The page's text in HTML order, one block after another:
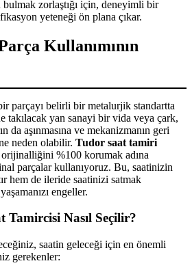
zorlaştığı için, deneyimli bir
yeteneği ön plana çıkar.
Kullanımının
parçayı belirli bir metalurjik standartta
takılacak yan sanayi bir vida veya çark,
da aşınmasına ve mekanizmanın geri
neden olabilir. Tudor saat tamiri
%100 korumak adına
parçalar kullanıyoruz. Bu, saatinizin
hem de ileride saatinizi satmak
engeller.
Tamircisi Nasıl Seçilir?
saatin geleceği için en önemli
gerekenler: